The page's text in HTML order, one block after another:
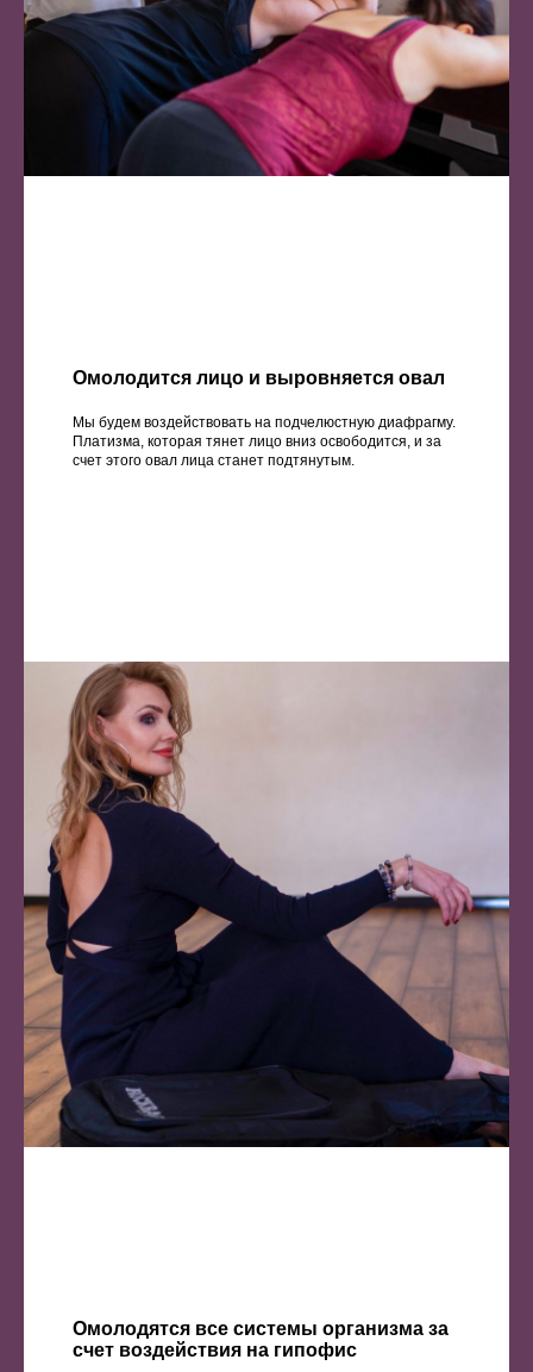
Омолодится лицо и выровняется овал
Мы будем воздействовать на подчелюстную диафрагму.
Платизма, которая тянет лицо вниз освободится, и за
счет этого овал лица станет подтянутым.
Омолодятся все системы организма за
счет воздействия на гипофис